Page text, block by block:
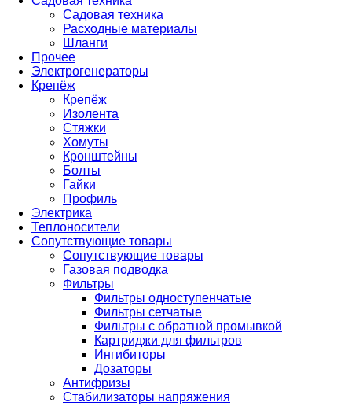
Садовая техника
Расходные материалы
Шланги
Прочее
Электрогенераторы
Крепёж
Крепёж
Изолента
Стяжки
Хомуты
Кронштейны
Болты
Гайки
Профиль
Электрика
Теплоносители
Сопутствующие товары
Сопутствующие товары
Газовая подводка
Фильтры
Фильтры одноступенчатые
Фильтры сетчатые
Фильтры с обратной промывкой
Картриджи для фильтров
Ингибиторы
Дозаторы
Антифризы
Стабилизаторы напряжения